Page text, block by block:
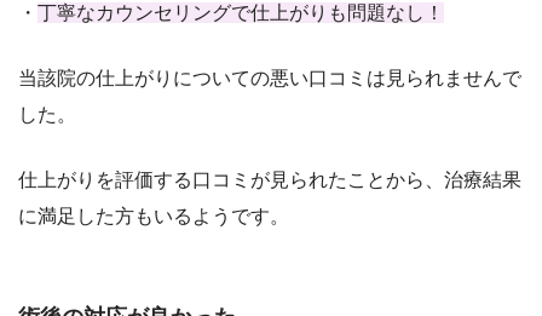
・ 丁寧なカウンセリングで仕上がりも問題なし！
当該院の仕上がりについての悪い口コミは見られませんで
した。
仕上がりを評価する口コミが見られたことから、治療結果
に満足した方もいるようです。